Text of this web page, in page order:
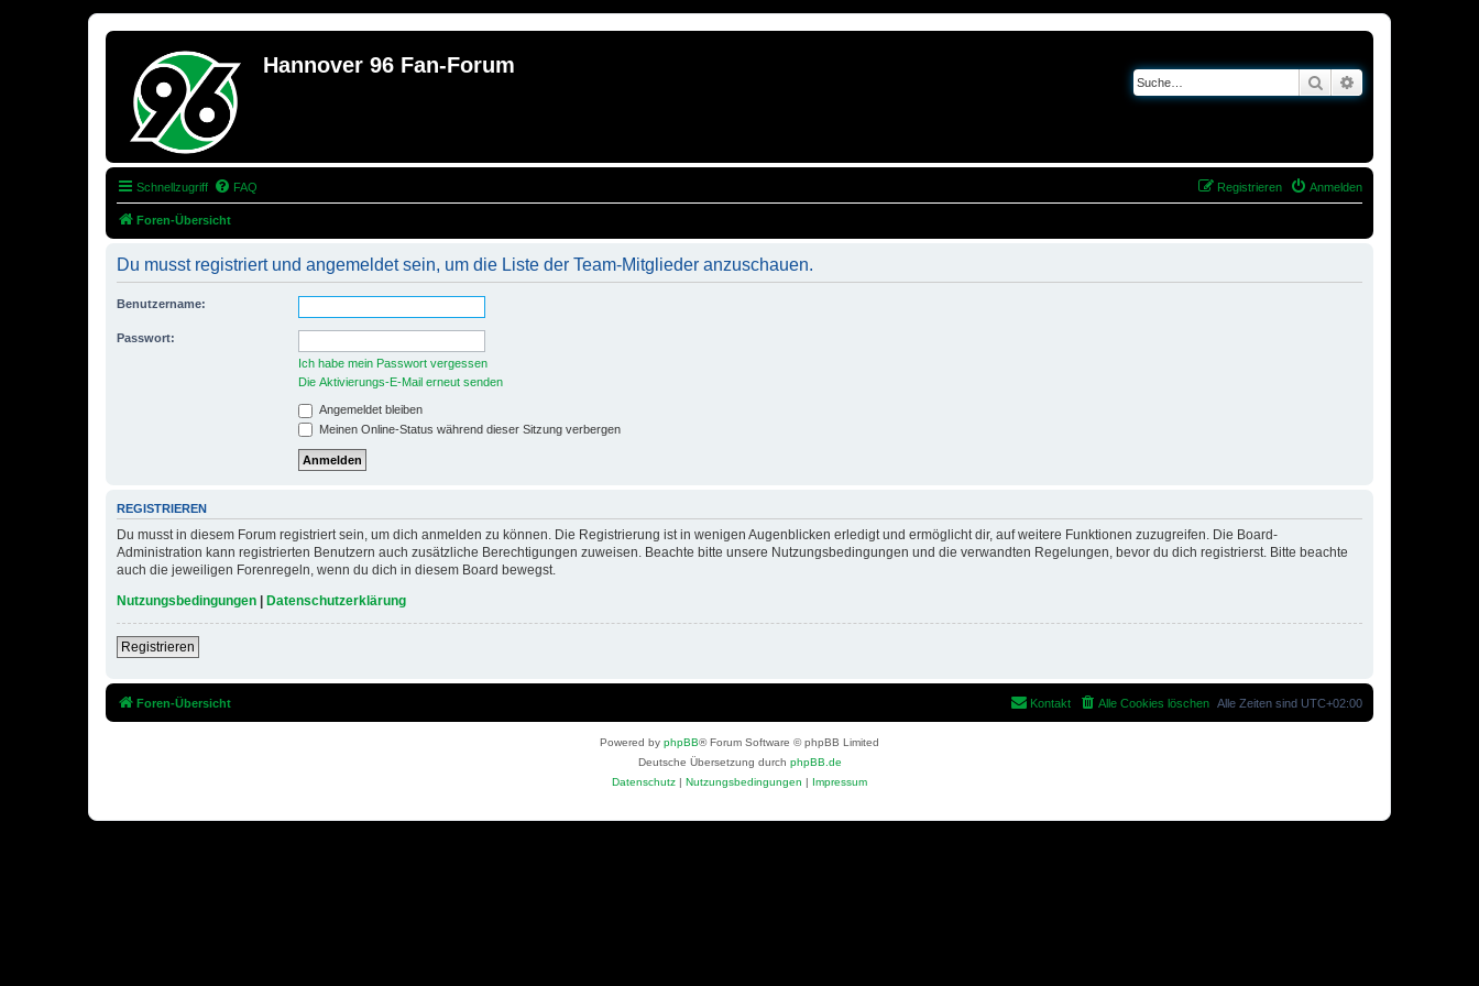
Hannover 96 Fan-Forum
Suche
Schnellzugriff FAQ Anmelden
Registrieren
Foren-Übersicht
Du musst registriert und angemeldet sein, um die Liste der Team-Mitglieder anzuschauen.
Benutzername:
Passwort:
Ich habe mein Passwort vergessen
Die Aktivierungs-E-Mail erneut senden
Angemeldet bleiben
Meinen Online-Status während dieser Sitzung verbergen
REGISTRIEREN
Du musst in diesem Forum registriert sein, um dich anmelden zu können. Die Registrierung ist in wenigen Augenblicken erledigt und ermöglicht dir, auf weitere Funktionen zuzugreifen. Die Board-
Administration kann registrierten Benutzern auch zusätzliche Berechtigungen zuweisen. Beachte bitte unsere Nutzungsbedingungen und die verwandten Regelungen, bevor du dich registrierst. Bitte beachte
auch die jeweiligen Forenregeln, wenn du dich in diesem Board bewegst.
Nutzungsbedingungen | Datenschutzerklärung
Registrieren
Foren-Übersicht Alle Zeiten sind UTC+02:00
Alle Cookies löschen
Kontakt
Powered by phpBB® Forum Software © phpBB Limited
Deutsche Übersetzung durch phpBB.de
Datenschutz | Nutzungsbedingungen | Impressum